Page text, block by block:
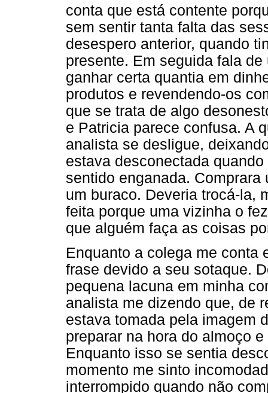
conta que está contente
sem sentir tanta falta das
desespero anterior, quando
presente. Em seguida fala
ganhar certa quantia em
produtos e revendendo-os
que se trata de algo
e Patricia parece confusa. A
analista se desligue,
estava desconectada
sentido enganada.
um buraco. Deveria trocá-la,
feita porque uma vizinha o
que alguém faça as coisas
Enquanto a colega me conta
frase devido a seu sotaque.
pequena lacuna em minha
analista me dizendo que, de
estava tomada pela imagem
preparar na hora do almoço
Enquanto isso se sentia
momento me sinto
interrompido quando não